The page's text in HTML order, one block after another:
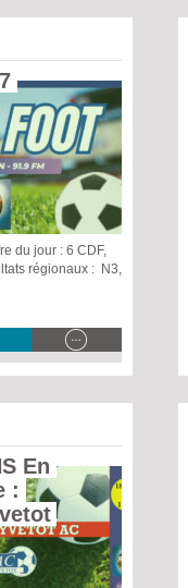
du jour : 6 CDF,
régionaux : N3,
En
: